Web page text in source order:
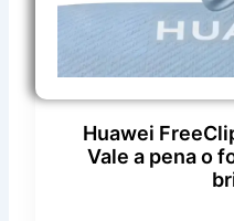
Huawei
Vale a pena o